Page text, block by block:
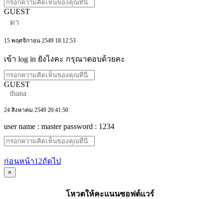
GUEST
ดา
15 พฤศจิกายน 2549 18:12:53
เข้า log in ยังไงคะ กรุณาตอบด้วยคะ
GUEST
thana
24 สิงหาคม 2549 20:41:50
user name : master password : 1234
ก่อนหน้า1 2ถัดไป
×
โหวตให้คะแนนซอฟต์แวร์